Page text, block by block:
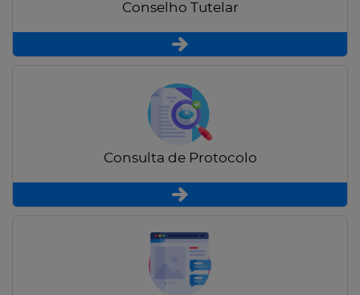
Conselho Tutelar
Consulta de Protocolo